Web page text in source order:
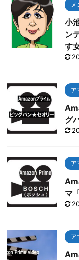
小
ン
す
ア
グ
ア
マ
ア